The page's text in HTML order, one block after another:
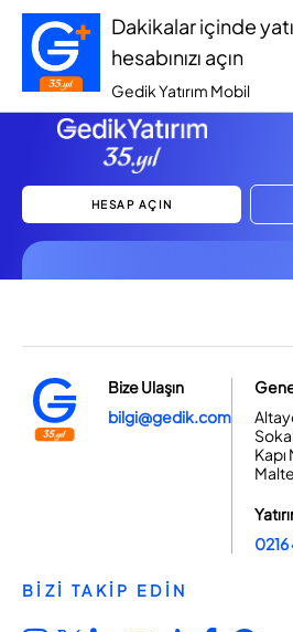
Dakikalar içinde
hesabınızı açın
Gedik Yatırım Mobil
HESAP AÇIN
Bize Ulaşın
bilgi@gedik.com
BİZİ TAKİP EDİN